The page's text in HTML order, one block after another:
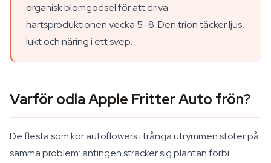
organisk blomgödsel för att driva
hartsproduktionen vecka 5–8. Den trion täcker ljus,
lukt och näring i ett svep.
Varför odla Apple Fritter Auto frön?
De flesta som kör autoflowers i trånga utrymmen stöter på
samma problem: antingen sträcker sig plantan förbi